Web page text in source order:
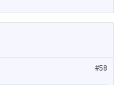
#58